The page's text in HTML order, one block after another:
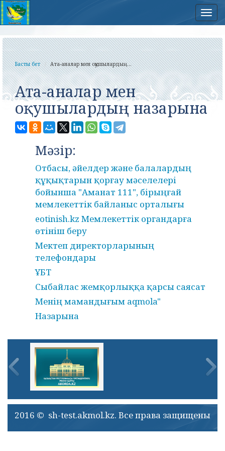
Басты бет Ата-аналар мен оқушылардың...
Ата-аналар мен
оқушылардың назарына
Мәзір:
Отбасы, әйелдер және балалардың
құқықтарын қорғау мәселелері
бойынша "Аманат 111", бірыңғай
мемлекеттік байланыс орталығы
eotinish.kz Мемлекеттік органдарға
өтініш беру
Мектеп директорларының
телефондары
ҰБТ
Сыбайлас жемқорлыққа қарсы саясат
Менің мамандығым aqmola"
Назарына
2016 © sh-test.akmol.kz. Все права защищены